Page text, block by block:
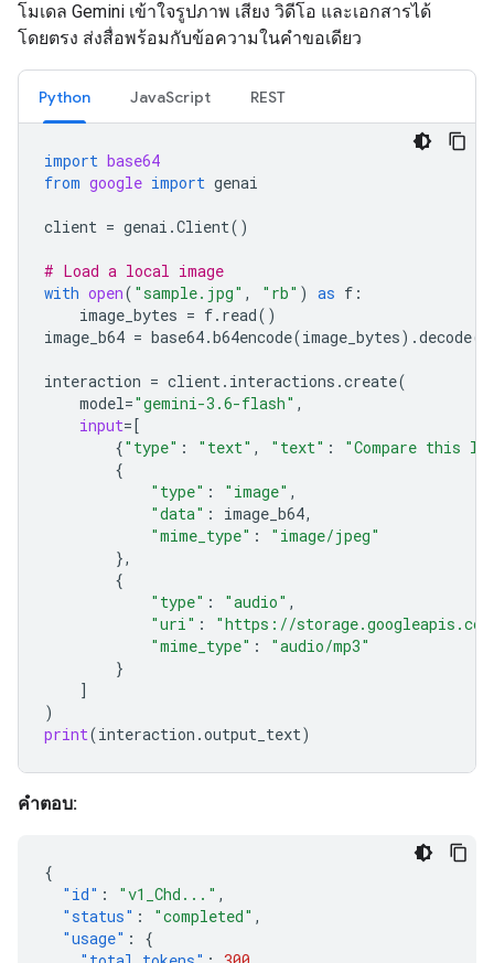
โมเดล Gemini เข้าใจรูปภาพ เสียง วิดีโอ และเอกสารได้
โดยตรง ส่งสื่อพร้อมกับข้อความในคำขอเดียว
Python JavaScript REST
import base64
from google import genai
client = genai .Client()
# Load a local image
with open( "sample.jpg" , "rb" ) as f :
image_bytes = f. read()
image_b64 = base64.b64encode(image_bytes) .decode(
interaction = client. interactions .create(
model="gemini-3.6-flash" ,
input=[
{"type" : "text" , "text" :
"Compare this
{
"type" : "image" ,
"data" : image_b64,
"mime_type" :
"image/jpeg"
},
{
"type" : "audio" ,
"uri" :
"https://
"mime_type" :
"audio/mp3"
}
]
)
print(interaction .output_text)
คำตอบ:
{
"id" : "v1_Chd..." ,
"status" : "completed" ,
"usage" :
{